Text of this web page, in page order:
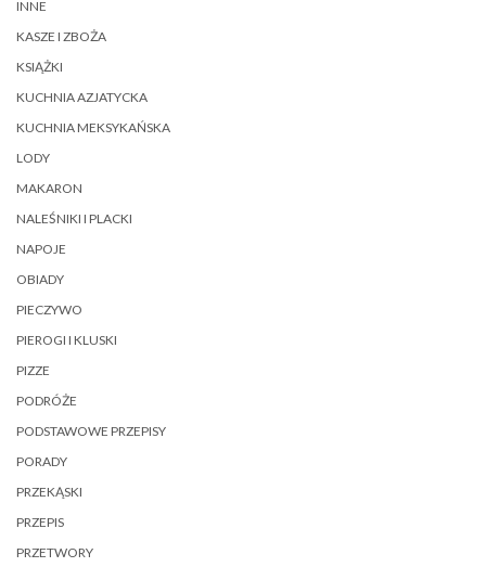
INNE
KASZE I ZBOŻA
KSIĄŻKI
KUCHNIA AZJATYCKA
KUCHNIA MEKSYKAŃSKA
LODY
MAKARON
NALEŚNIKI I PLACKI
NAPOJE
OBIADY
PIECZYWO
PIEROGI I KLUSKI
PIZZE
PODRÓŻE
PODSTAWOWE PRZEPISY
PORADY
PRZEKĄSKI
PRZEPIS
PRZETWORY